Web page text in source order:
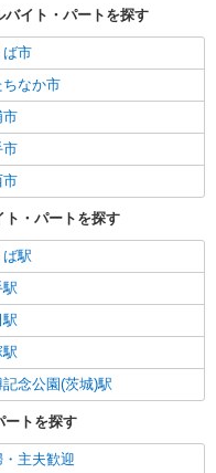
イト・パートを探す
ば市
ちなか市
市
市
市
ト・パートを探す
駅
駅
駅
駅
記念公園(茨城)駅
ートを探す
・主夫歓迎